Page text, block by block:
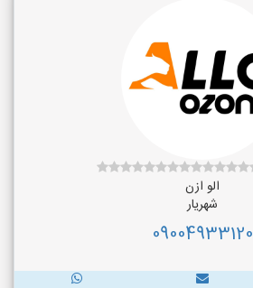
الو ازن
شهریار
09004933120